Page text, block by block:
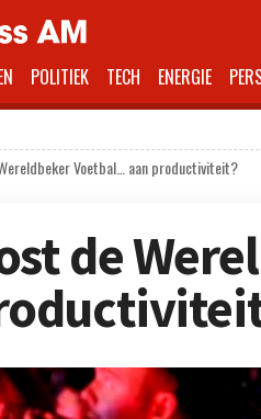
POLITIEK TECH ENERGIE
Voetbal… aan productiviteit?
de